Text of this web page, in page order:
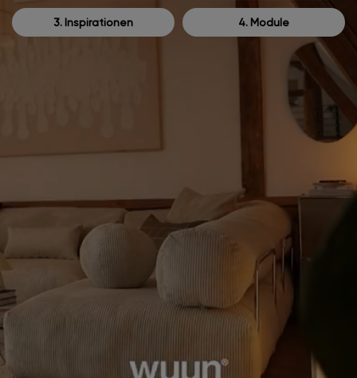
3. Inspirationen 4. Module